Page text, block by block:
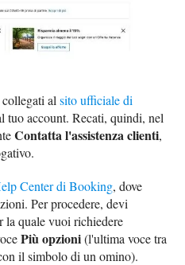
collegati alsito ufficiale di
tuo account. Recati, quindi, nel
Contatta l'assistenza clienti,
Center di Booking, dove
Per procedere, devi
la quale vuoi richiedere
Più opzioni(l'ultima voce tra
il simbolo di un omino).